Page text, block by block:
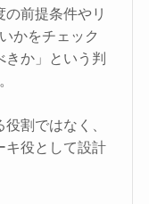
前提条件やリ
かをチェック
きか」という判
割ではなく、
キ役として設計